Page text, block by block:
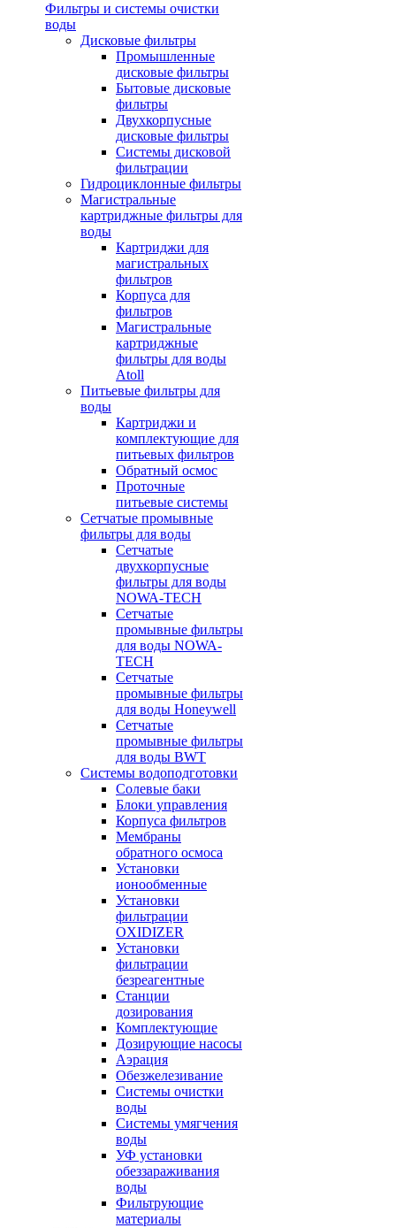
Фильтры и системы очистки
воды
Дисковые фильтры
Промышленные
дисковые фильтры
Бытовые дисковые
фильтры
Двухкорпусные
дисковые фильтры
Системы дисковой
фильтрации
Гидроциклонные фильтры
Магистральные
картриджные фильтры для
воды
Картриджи для
магистральных
фильтров
Корпуса для
фильтров
Магистральные
картриджные
фильтры для воды
Atoll
Питьевые фильтры для
воды
Картриджи и
комплектующие для
питьевых фильтров
Обратный осмос
Проточные
питьевые системы
Сетчатые промывные
фильтры для воды
Сетчатые
двухкорпусные
фильтры для воды
NOWA-TECH
Сетчатые
промывные фильтры
для воды NOWA-
TECH
Сетчатые
промывные фильтры
для воды Honeywell
Сетчатые
промывные фильтры
для воды BWT
Системы водоподготовки
Солевые баки
Блоки управления
Корпуса фильтров
Мембраны
обратного осмоса
Установки
ионообменные
Установки
фильтрации
OXIDIZER
Установки
фильтрации
безреагентные
Станции
дозирования
Комплектующие
Дозирующие насосы
Аэрация
Обезжелезивание
Системы очистки
воды
Системы умягчения
воды
УФ установки
обеззараживания
воды
Фильтрующие
материалы